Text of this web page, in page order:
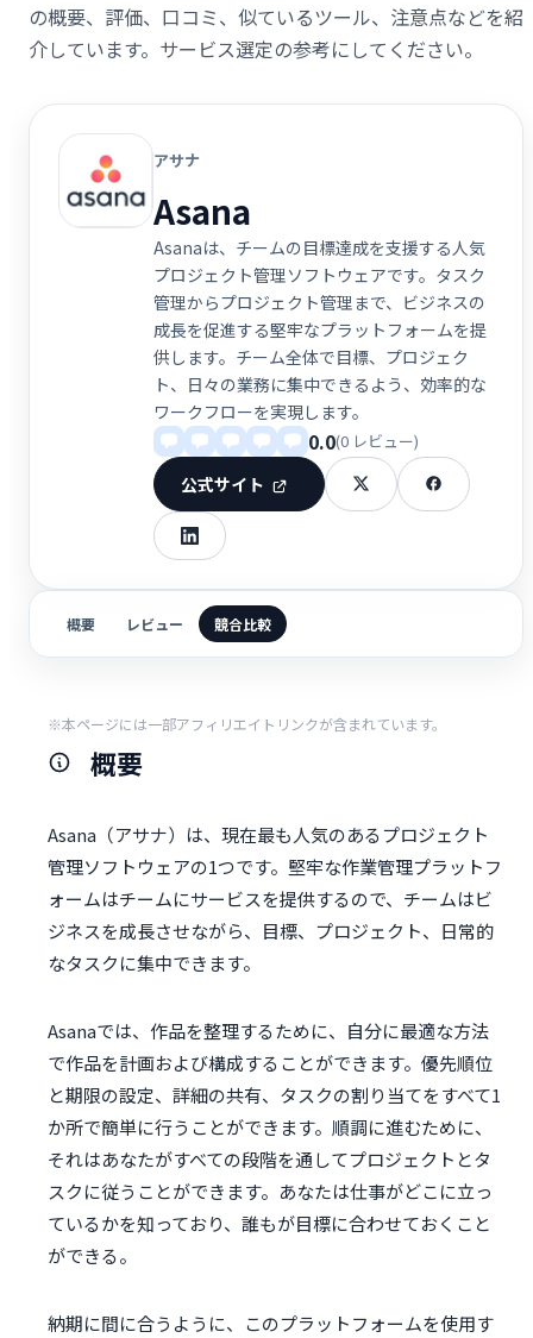
の概要、評価、口コミ、似ているツール、注意点などを紹
介しています。サービス選定の参考にしてください。
アサナ
Asana
Asanaは、チームの目標達成を支援する人気
プロジェクト管理ソフトウェアです。タスク
管理からプロジェクト管理まで、ビジネスの
成長を促進する堅牢なプラットフォームを提
供します。チーム全体で目標、プロジェク
ト、日々の業務に集中できるよう、効率的な
ワークフローを実現します。
0.0(0 レビュー)
公式サイト
概要 レビュー 競合比較
※本ページには一部アフィリエイトリンクが含まれています。
概要
Asana（アサナ）は、現在最も人気のあるプロジェクト
管理ソフトウェアの1つです。堅牢な作業管理プラットフ
ォームはチームにサービスを提供するので、チームはビ
ジネスを成長させながら、目標、プロジェクト、日常的
なタスクに集中できます。
Asanaでは、作品を整理するために、自分に最適な方法
で作品を計画および構成することができます。優先順位
と期限の設定、詳細の共有、タスクの割り当てをすべて1
か所で簡単に行うことができます。順調に進むために、
それはあなたがすべての段階を通してプロジェクトとタ
スクに従うことができます。あなたは仕事がどこに立っ
ているかを知っており、誰もが目標に合わせておくこと
ができる。
納期に間に合うように、このプラットフォームを使用す